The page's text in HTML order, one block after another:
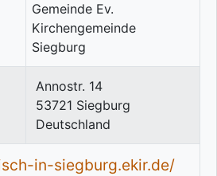
Annostr. 14
53721 Siegburg
Deutschland
in-siegburg.ekir.de/